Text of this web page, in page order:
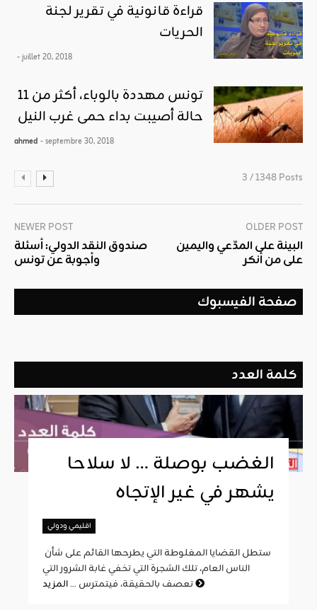
قراءة قانونية في تقرير لجنة
الحريات
- juillet 20, 2018
تونس مهددة بالوباء، أكثر من 11
حالة أصيبت بداء حمى غرب النيل
ahmed - septembre 30, 2018
3 / 1348 Posts
NEWER POST
صندوق النقد الدولي: أسئلة
وأجوبة عن تونس
OLDER POST
البينة على المدّعي واليمين
على من أنكر
صفحة الفيسبوك
كلمة العدد
الغضب بوصلة … لا سلاحا
يشهر في غير الإتجاه
اقليمي ودولي
الناس العام، تلك الشجرة التي تخفي غابة الشرور التي
تعصف بالحقيقة، فيتمترس ...